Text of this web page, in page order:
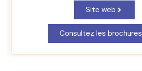
Site web
Consultez les brochures